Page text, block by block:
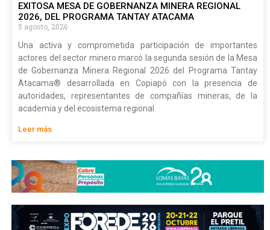
EXITOSA MESA DE GOBERNANZA MINERA REGIONAL
2026, DEL PROGRAMA TANTAY ATACAMA
5 agosto, 2026
Una activa y comprometida participación de importantes
actores del sector minero marcó la segunda sesión de la Mesa
de Gobernanza Minera Regional 2026 del Programa Tantay
Atacama® desarrollada en Copiapó con la presencia de
autoridades, representantes de compañías mineras, de la
academia y del ecosistema regional.
Leer más